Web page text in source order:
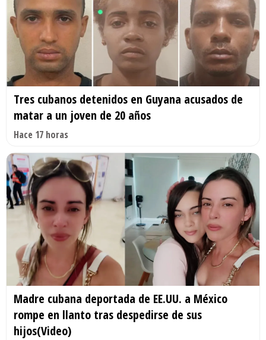
Tres cubanos detenidos en Guyana acusados de
matar a un joven de 20 años
Hace 17 horas
Madre cubana deportada de EE.UU. a México
rompe en llanto tras despedirse de sus
hijos(Video)